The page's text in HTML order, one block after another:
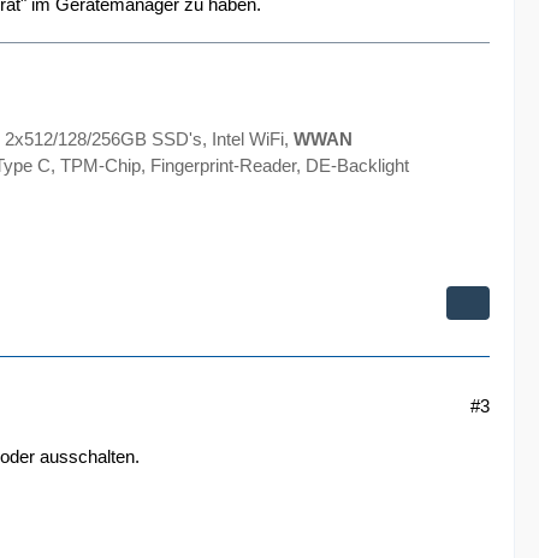
im Gerätemanager zu haben.
128/256GB SSD's, Intel WiFi, WWAN
C, TPM-Chip, Fingerprint-Reader, DE-Backlight
#3
ausschalten.